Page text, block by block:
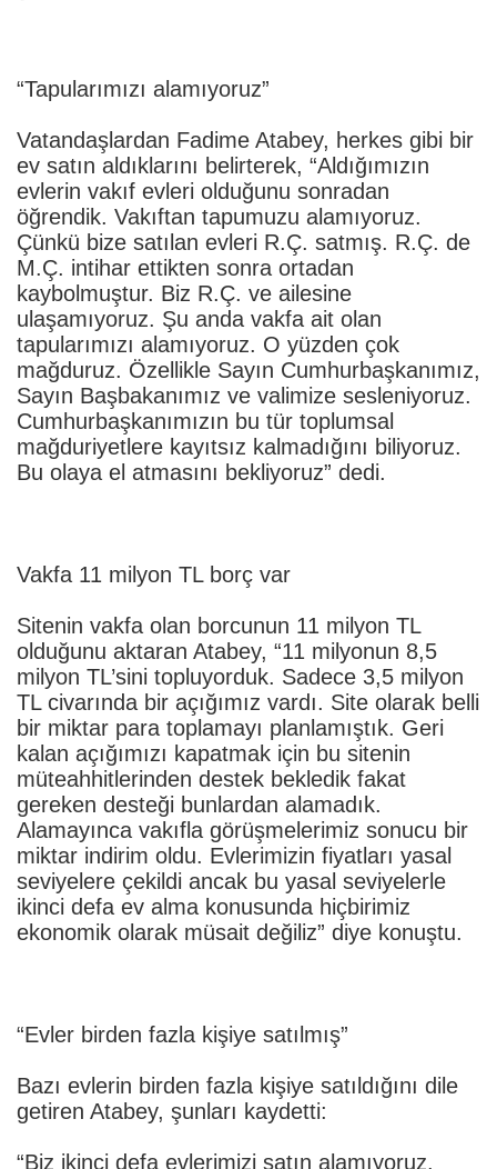
“Tapularımızı alamıyoruz”
Vatandaşlardan Fadime Atabey, herkes gibi bir
ev satın aldıklarını belirterek, “Aldığımızın
evlerin vakıf evleri olduğunu sonradan
öğrendik. Vakıftan tapumuzu alamıyoruz.
Çünkü bize satılan evleri R.Ç. satmış. R.Ç. de
M.Ç. intihar ettikten sonra ortadan
kaybolmuştur. Biz R.Ç. ve ailesine
ulaşamıyoruz. Şu anda vakfa ait olan
tapularımızı alamıyoruz. O yüzden çok
mağduruz. Özellikle Sayın Cumhurbaşkanımız,
Sayın Başbakanımız ve valimize sesleniyoruz.
Cumhurbaşkanımızın bu tür toplumsal
mağduriyetlere kayıtsız kalmadığını biliyoruz.
Bu olaya el atmasını bekliyoruz” dedi.
Vakfa 11 milyon TL borç var
Sitenin vakfa olan borcunun 11 milyon TL
olduğunu aktaran Atabey, “11 milyonun 8,5
milyon TL’sini topluyorduk. Sadece 3,5 milyon
TL civarında bir açığımız vardı. Site olarak belli
bir miktar para toplamayı planlamıştık. Geri
kalan açığımızı kapatmak için bu sitenin
müteahhitlerinden destek bekledik fakat
gereken desteği bunlardan alamadık.
Alamayınca vakıfla görüşmelerimiz sonucu bir
miktar indirim oldu. Evlerimizin fiyatları yasal
seviyelere çekildi ancak bu yasal seviyelerle
ikinci defa ev alma konusunda hiçbirimiz
ekonomik olarak müsait değiliz” diye konuştu.
“Evler birden fazla kişiye satılmış”
Bazı evlerin birden fazla kişiye satıldığını dile
getiren Atabey, şunları kaydetti:
“Biz ikinci defa evlerimizi satın alamıyoruz.